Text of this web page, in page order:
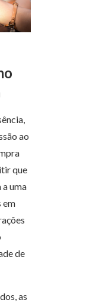
ao
que
uma
em
de
as